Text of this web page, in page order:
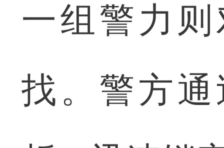
一组警力
找。警方